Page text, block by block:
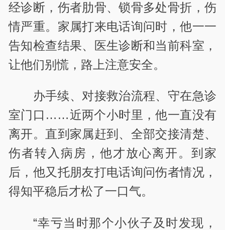
经诊断，伤者肋骨、锁骨多处骨折，伤
情严重。家属打来电话询问时，他一一
告知检查结果、医生诊断和当前科室，
让他们别慌，路上注意安全。
办手续、对接救治流程、守在急诊
室门口……近两个小时里，他一直没有
离开。直到家属赶到、全部交接清楚、
伤者转入病房，他才放心离开。到家
后，他又托朋友打电话询问伤者情况，
得知平稳后才松了一口气。
“幸亏当时那个小伙子及时发现，